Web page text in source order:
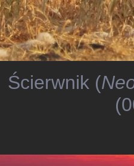
Ścierwnik (